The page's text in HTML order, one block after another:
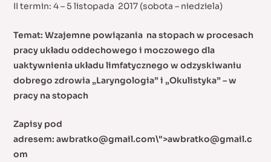
II termin: 4 – 5 listopada 2017 (sobota – niedziela)
Temat: Wzajemne powiązania na stopach w procesach
pracy układu oddechowego i moczowego dla
uaktywnienia układu limfatycznego w odzyskiwaniu
dobrego zdrowia„Laryngologia” i „Okulistyka” – w
pracy na stopach
Zapisy pod
adresem: awbratko@gmail.com\">awbratko@gmail.c
om